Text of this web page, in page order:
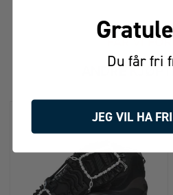
FÅR VI
ANDRE
Du får fri
JEG VIL HA